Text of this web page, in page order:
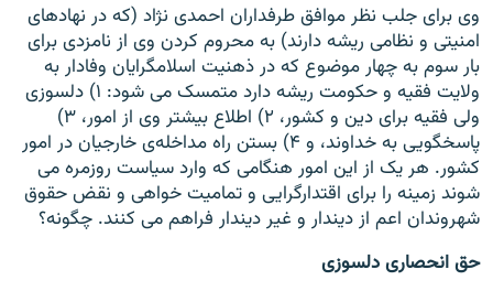
وی برای جلب نظر موافق طرفداران احمدی نژاد (که در نهادهای
امنیتی و نظامی ریشه دارند) به محروم کردن وی از نامزدی برای
بار سوم به چهار موضوع که در ذهنیت اسلامگرایان وفادار به
ولایت فقیه و حکومت ریشه دارد متمسک می شود: ۱) دلسوزی
ولی فقیه برای دین و کشور، ۲) اطلاع بیشتر وی از امور، ۳)
پاسخگویی به خداوند، و ۴) بستن راه مداخله‌ی خارجیان در امور
کشور. هر یک از این امور هنگامی که وارد سیاست روزمره می
شوند زمینه را برای اقتدارگرایی و تمامیت خواهی و نقض حقوق
شهروندان اعم از دیندار و غیر دیندار فراهم می کنند. چگونه؟
حق انحصاری دلسوزی